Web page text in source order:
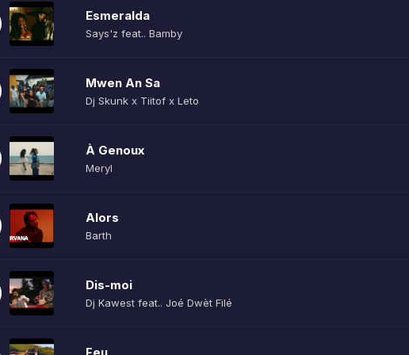
Esmeralda
Says'z feat.. Bamby
Mwen An Sa
Dj Skunk x Tiitof x Leto
À Genoux
Meryl
Alors
Barth
Dis-moi
Dj Kawest feat.. Joé Dwèt Filé
Feu